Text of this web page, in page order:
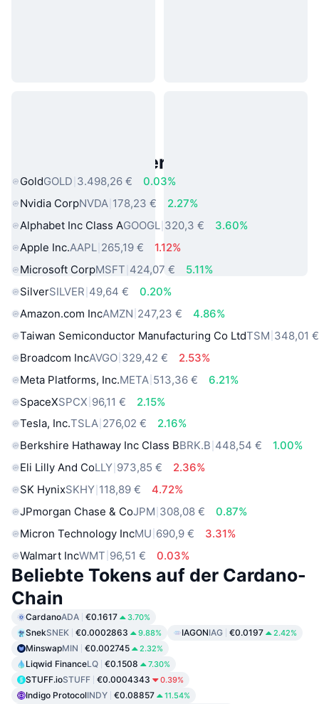
Beliebte reale Vermögenswerte
GoldGOLD 3.498,26 €
0.03%
Nvidia CorpNVDA 178,23 €
2.27%
Alphabet Inc Class AGOOGL 320,3 €
3.60%
Apple Inc.AAPL 265,19 €
1.12%
Microsoft CorpMSFT 424,07 €
5.11%
SilverSILVER 49,64 €
0.20%
Amazon.com IncAMZN 247,23 €
4.86%
Taiwan Semiconductor Manufacturing Co LtdTSM 348,01 €
Broadcom IncAVGO 329,42 €
2.53%
Meta Platforms, Inc.META 513,36 €
6.21%
SpaceXSPCX 96,11 €
2.15%
Tesla, Inc.TSLA 276,02 €
2.16%
Berkshire Hathaway Inc Class BBRK.B 448,54 €
1.00%
Eli Lilly And CoLLY 973,85 €
2.36%
SK HynixSKHY 118,89 €
4.72%
JPmorgan Chase & CoJPM 308,08 €
0.87%
Micron Technology IncMU 690,9 €
3.31%
Walmart IncWMT 96,51 € 0.03%
Beliebte Tokens auf der Cardano-
Chain
CardanoADA €0.1617 3.70%
SnekSNEK €0.0002863 9.88% IAGONIAG €0.0197 2.42%
MinswapMIN €0.002745 2.32%
Liqwid FinanceLQ €0.1508 7.30%
STUFF.ioSTUFF €0.0004343 0.39%
Indigo ProtocolINDY €0.08857 11.54%